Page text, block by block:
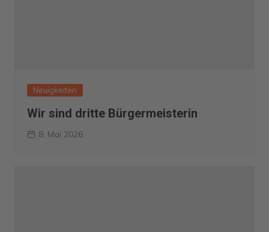
Neuigkeiten
Wir sind dritte Bürgermeisterin
8. Mai 2026